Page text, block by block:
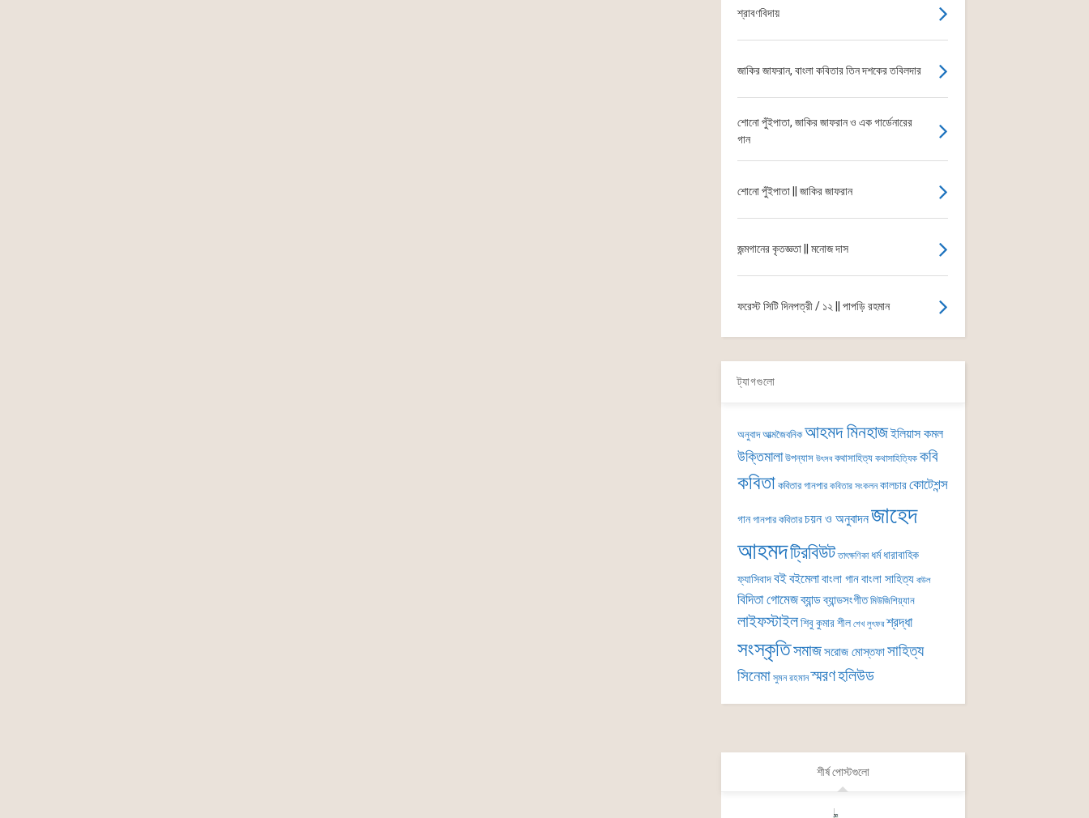
শ্রাবণবিদায়
জাকির জাফরান, বাংলা কবিতার তিন দশকের তবিলদার
শোনো পুঁইপাতা, জাকির জাফরান ও এক গার্ডেনারের
গান
শোনো পুঁইপাতা || জাকির জাফরান
জন্মগানের কৃতজ্ঞতা || মনোজ দাস
ফরেস্ট সিটি দিনপত্রী / ১২ || পাপড়ি রহমান
ট্যাগগুলো
অনুবাদ আত্মজৈবনিক আহমদ মিনহাজইলিয়াস কমল
উক্তিমালা উপন্যাস উৎসব কথাসাহিত্য কথাসাহিত্যিক কবি
কবিতা কবিতার গানপার কবিতার সংকলন কালচারকোটেশন্স
গান গানপার কবিতার চয়ন ও অনুবাদনজাহেদ
আহমদট্রিবিউট তাৎক্ষণিকা ধর্ম ধারাবাহিক
ফ্যাসিবাদবইবইমেলাবাংলা গানবাংলা সাহিত্য বাউল
বিদিতা গোমেজব্যান্ডব্যান্ডসংগীত মিউজিশিয়্যান
লাইফস্টাইলশিবু কুমার শীল শেখ লুৎফর শ্রদ্ধা
সংস্কৃতিসমাজসরোজ মোস্তফাসাহিত্য
সিনেমা সুমন রহমান স্মরণহলিউড
শীর্ষ পোস্টগুলো